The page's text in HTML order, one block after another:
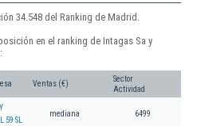
34.548 del Ranking de Madrid.
en el ranking de Intagas Sa y
Ventas (€)
Sector
Actividad
59 SL
mediana 6499